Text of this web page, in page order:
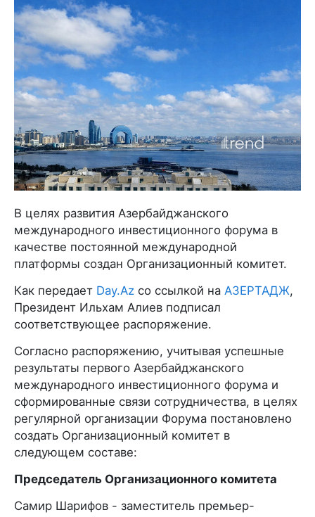
В целях развития Азербайджанского
международного инвестиционного форума в
качестве постоянной международной
платформы создан Организационный комитет.
Как передает Day.Az со ссылкой на АЗЕРТАДЖ,
Президент Ильхам Алиев подписал
соответствующее распоряжение.
Согласно распоряжению, учитывая успешные
результаты первого Азербайджанского
международного инвестиционного форума и
сформированные связи сотрудничества, в целях
регулярной организации Форума постановлено
создать Организационный комитет в
следующем составе:
Председатель Организационного комитета
Самир Шарифов - заместитель премьер-